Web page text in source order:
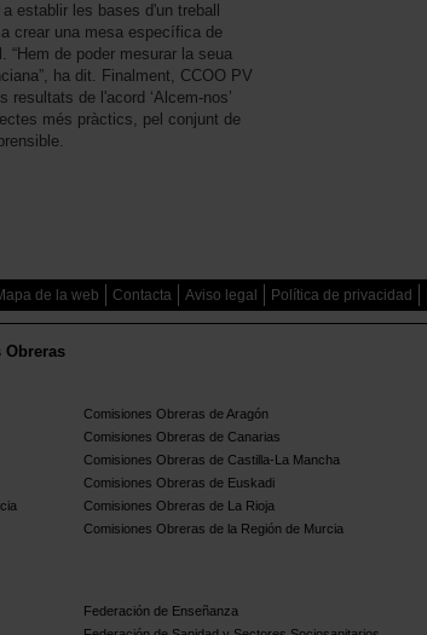
establir les bases d'un treball
crear una mesa específica de
de poder mesurar la seua
ha dit. Finalment, CCOO PV
resultats de l'acord ‘Alcem-nos’
més pràctics, pel conjunt de
de la web Contacta Aviso legal Política de privacidad
Obreras
Comisiones Obreras de Aragón
Comisiones Obreras de Canarias
Comisiones Obreras de Castilla-La Mancha
Comisiones Obreras de Euskadi
Comisiones Obreras de La Rioja
Comisiones Obreras de la Región de Murcia
Federación de Enseñanza